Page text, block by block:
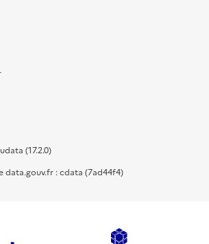
(17.2.0)
data.gouv.fr : cdata (7ad44f4)